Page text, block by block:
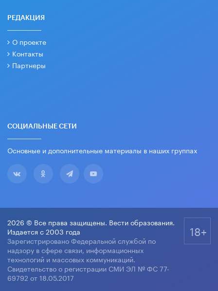
РЕДАКЦИЯ
О проекте
Контакты
Партнеры
СОЦИАЛЬНЫЕ СЕТИ
Основные и дополнительные материалы в наших группах
2026 © Все права защищены. Вести образования.
Издается с 2003 года
Зарегистрировано Федеральной службой по
надзору в сфере связи, информационных
технологий и массовых коммуникаций.
Свидетельство о регистрации СМИ ЭЛ № ФС 77-
69792 от 18.05.2017
18+